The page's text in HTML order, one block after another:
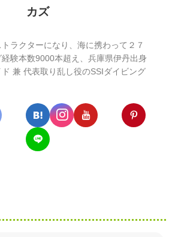
カズ
ラクターになり、海に携わって２７
験本数9000本超え、兵庫県伊丹出身
兼 代表取り乱し役のSSIダイビング